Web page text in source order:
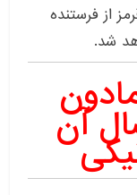
از فرستنده
شد.
آن